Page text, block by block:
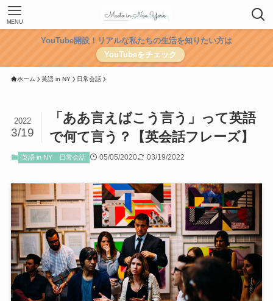
MENU
YouTube開設！リアルな私たちの生活を知りたい方は
YouTubeをチェック
ホーム 英語 in NY 日常会話
「ああ言えばこう言う」って英語
で何て言う？【英会話フレーズ】
2022
3/19
英語 in NY 日常会話 05/05/2020 03/19/2022